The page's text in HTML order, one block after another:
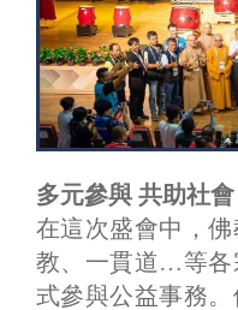
多元參與 共助社會
在這次盛會中，
教、一貫道…等各
式參與公益事務。